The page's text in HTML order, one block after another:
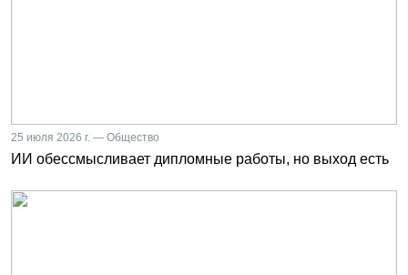
25 июля 2026 г. — Общество
ИИ обессмысливает дипломные работы, но выход есть